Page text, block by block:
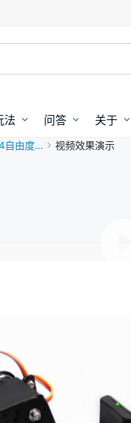
法 问答 关于
自由度... 视频效果演示